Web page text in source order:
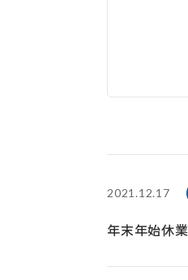
2021.12.17
年末年始休